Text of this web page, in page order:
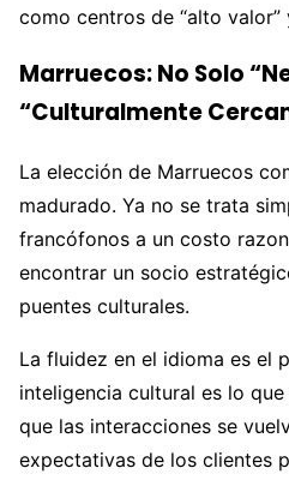
como centros de “alto valor”
Marruecos: No Solo
“Culturalmente
La elección de Marruecos
madurado. Ya no se trata
francófonos a un costo
encontrar un socio
puentes culturales.
La fluidez en el idioma es el
inteligencia cultural es lo
que las interacciones se
expectativas de los clientes